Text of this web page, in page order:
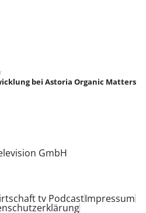
bei Astoria Organic Matters
GmbH
tv PodcastImpressum